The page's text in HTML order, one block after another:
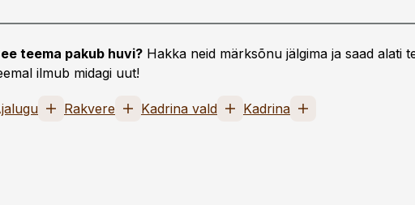
teema pakub huvi? Hakka neid märksõnu jälgima ja saad alati
ilmub midagi uut!
Rakvere Kadrina vald Kadrina